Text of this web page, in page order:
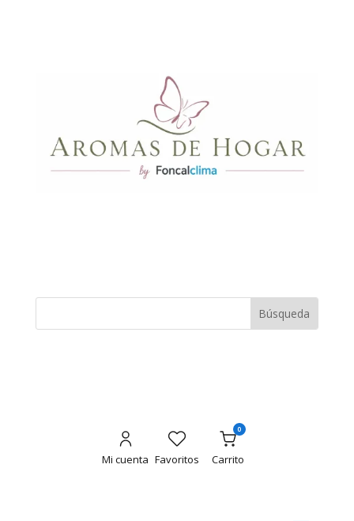
Mi cuenta Favoritos
0
Carrito